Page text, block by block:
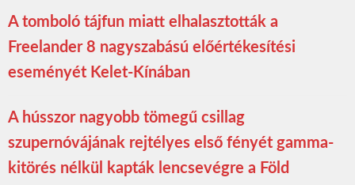
A tomboló tájfun miatt elhalasztották a
Freelander 8 nagyszabású előértékesítési
eseményét Kelet-Kínában
A hússzor nagyobb tömegű csillag
szupernóvájának rejtélyes első fényét gamma-
kitörés nélkül kapták lencsevégre a Föld